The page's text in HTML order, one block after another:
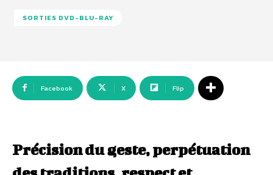
SORTIES DVD-BLU-RAY
Facebook X Flip
Précision du geste, perpétuation